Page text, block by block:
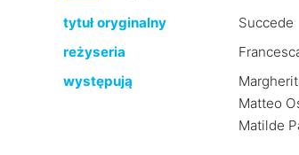
tytuł oryginalny
Succede
reżyseria
występują
Matteo
Matilde